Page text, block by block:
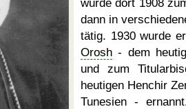
wurde dort 1908
dann in
tätig. 1930 wurde
Orosh - dem
und zum
heutigen Henchir
Tunesien -